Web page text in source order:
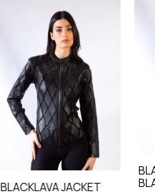
BLACKLAVA JACKET